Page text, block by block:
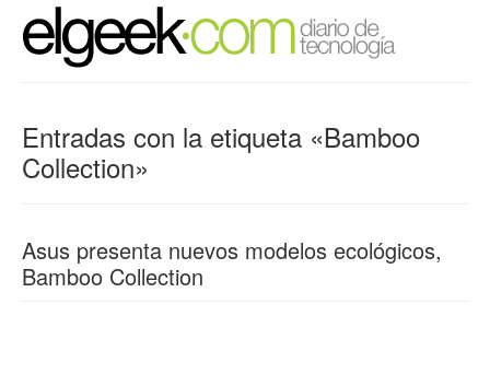
Entradas con la etiqueta «Bamboo
Collection»
Asus presenta nuevos modelos ecológicos,
Bamboo Collection